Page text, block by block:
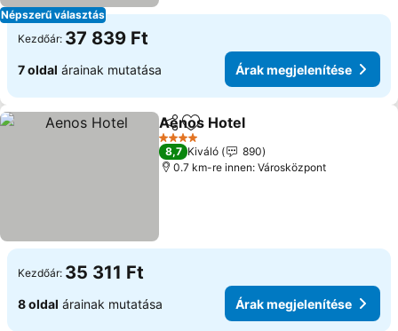
Népszerű választás
Kezdőár: 37 839 Ft
7 oldal árainak mutatása Árak megjelenítése
Megosztás
Hozzáadás a kedvencekhez
Aenos Hotel
4 Kategória
8,7 Kiváló
890
0.7 km-re innen: Városközpont
Kezdőár: 35 311 Ft
8 oldal árainak mutatása Árak megjelenítése